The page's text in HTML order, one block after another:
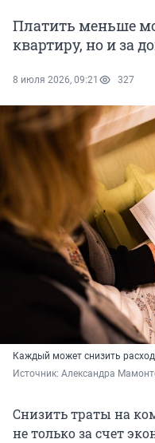
Платить меньше
квартиру, но и за
8 июля 2026, 09:21 327
Каждый может снизить
Источник: Александра
Снизить траты на
не только за счет